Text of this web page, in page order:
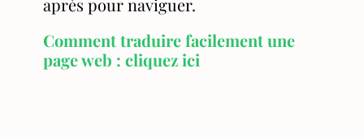
après pour naviguer.
Comment traduire facilement une
page web : cliquez ici